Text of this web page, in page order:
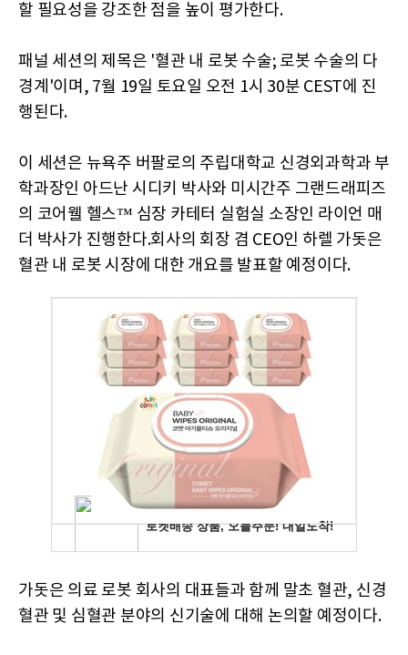
할 필요성을 강조한 점을 높이 평가한다.
패널 세션의 제목은 '혈관 내 로봇 수술; 로봇 수술의 다
경계'이며, 7월 19일 토요일 오전 1시 30분 CEST에 진
행된다.
이 세션은 뉴욕주 버팔로의 주립대학교 신경외과학과 부
학과장인 아드난 시디키 박사와 미시간주 그랜드래피즈
의 코어웰 헬스™ 심장 카테터 실험실 소장인 라이언 매
더 박사가 진행한다.회사의 회장 겸 CEO인 하렐 가돗은
혈관 내 로봇 시장에 대한 개요를 발표할 예정이다.
가돗은 의료 로봇 회사의 대표들과 함께 말초 혈관, 신경
혈관 및 심혈관 분야의 신기술에 대해 논의할 예정이다.